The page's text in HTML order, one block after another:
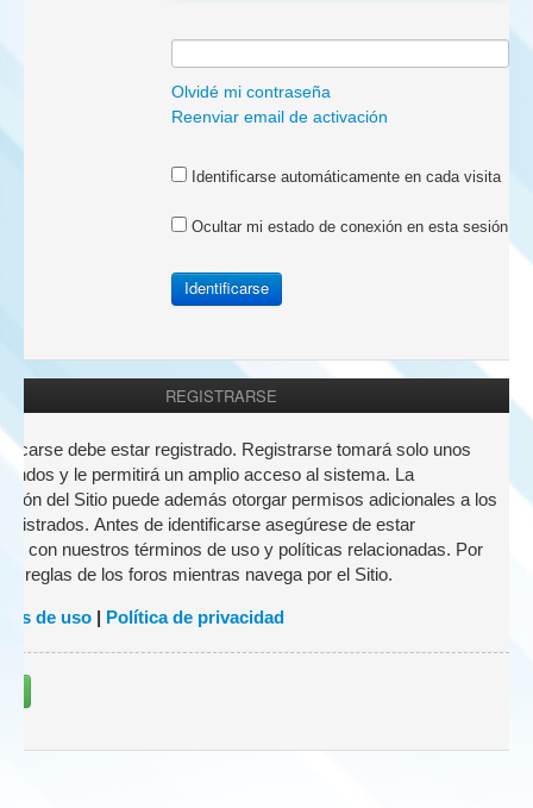
Olvidé mi contraseña
Reenviar email de activación
Identificarse automáticamente en cada visita
Ocultar mi estado de conexión en esta sesión
REGISTRARSE
debe estar registrado. Registrarse tomará solo unos
y le permitirá un amplio acceso al sistema. La
del Sitio puede además otorgar permisos adicionales a los
Antes de identificarse asegúrese de estar
con nuestros términos de uso y políticas relacionadas. Por
reglas de los foros mientras navega por el Sitio.
de uso Política de privacidad